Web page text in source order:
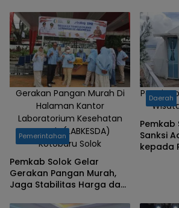
Gerakan Pangan Murah Di
Halaman Kantor
Laboratorium Kesehatan
Daerah (LABKESDA)
Kotobaru Solok
Pemerintahan
Pemkab Solok Gelar
Gerakan Pangan Murah,
Jaga Stabilitas Harga dan
Daerah
Pemkab
Sanksi
kepada